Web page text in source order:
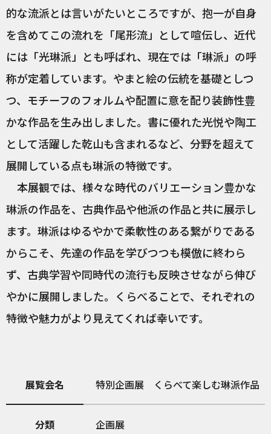
的な流派とは言いがたいところですが、抱一が自身
を含めてこの流れを「尾形流」として喧伝し、近代
には「光琳派」とも呼ばれ、現在では「琳派」の呼
称が定着しています。やまと絵の伝統を基礎としつ
つ、モチーフのフォルムや配置に意を配り装飾性豊
かな作品を生み出しました。書に優れた光悦や陶工
として活躍した乾山も含まれるなど、分野を超えて
展開している点も琳派の特徴です。
本展観では、様々な時代のバリエーション豊かな
琳派の作品を、古典作品や他派の作品と共に展示し
ます。琳派はゆるやかで柔軟性のある繋がりである
からこそ、先達の作品を学びつつも模倣に終わら
ず、古典学習や同時代の流行も反映させながら伸び
やかに展開しました。くらべることで、それぞれの
特徴や魅力がより見えてくれば幸いです。
展覧会名 特別企画展 くらべて楽しむ琳派作品
分類 企画展